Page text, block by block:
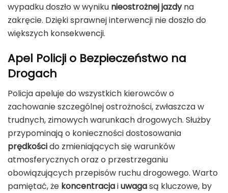
wypadku doszło w wyniku nieostrożnej jazdyna
zakręcie. Dzięki sprawnej interwencji nie doszło do
większych konsekwencji.
Apel Policji o Bezpieczeństwo na
Drogach
Policja apeluje do wszystkich kierowców o
zachowanie szczególnej ostrożności, zwłaszcza w
trudnych, zimowych warunkach drogowych. Służby
przypominają o konieczności dostosowania
prędkoścido zmieniających się warunków
atmosferycznych oraz o przestrzeganiu
obowiązujących przepisów ruchu drogowego. Warto
pamiętać, że koncentracjaiuwagasą kluczowe, by